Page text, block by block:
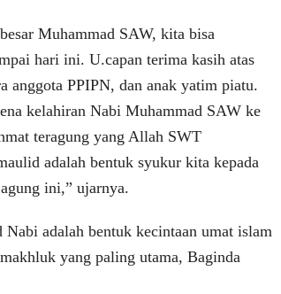
Muhammad SAW, kita bisa
hari ini. U.capan terima kasih atas
anggota PPIPN, dan anak yatim piatu.
kelahiran Nabi Muhammad SAW ke
teragung yang Allah SWT
adalah bentuk syukur kita kepada
ini,” ujarnya.
adalah bentuk kecintaan umat islam
yang paling utama, Baginda